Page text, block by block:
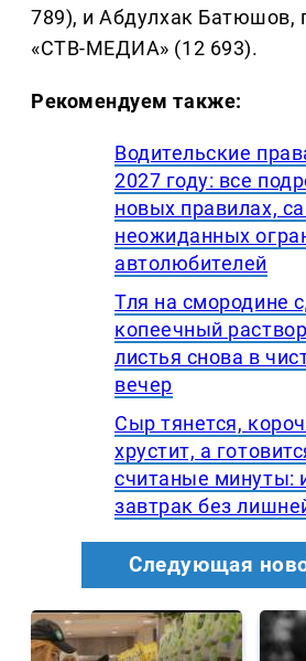
789), и Абдулхак Батюшов,
«СТВ-МЕДИА» (12 693).
Рекомендуем также:
Водительские
2027 году: все
новых правилах,
неожиданных
автолюбителей
Тля на смородине
копеечный
листья снова в
вечер
Сыр тянется,
хрустит, а
считаные минуты:
завтрак без
Следующая